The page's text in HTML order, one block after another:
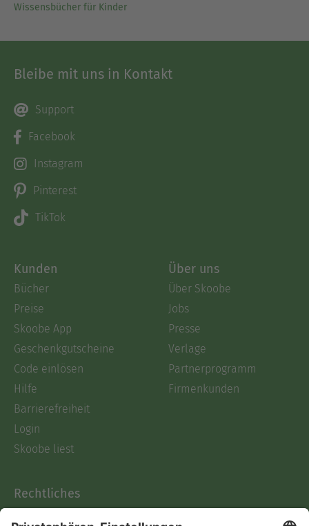
Wissensbücher für Kinder
Bleibe mit uns in Kontakt
Support
Facebook
Instagram
Pinterest
TikTok
Kunden
Bücher
Preise
Skoobe App
Geschenkgutscheine
Code einlösen
Hilfe
Barrierefreiheit
Login
Skoobe liest
Über uns
Über Skoobe
Jobs
Presse
Verlage
Partnerprogramm
Firmenkunden
Rechtliches